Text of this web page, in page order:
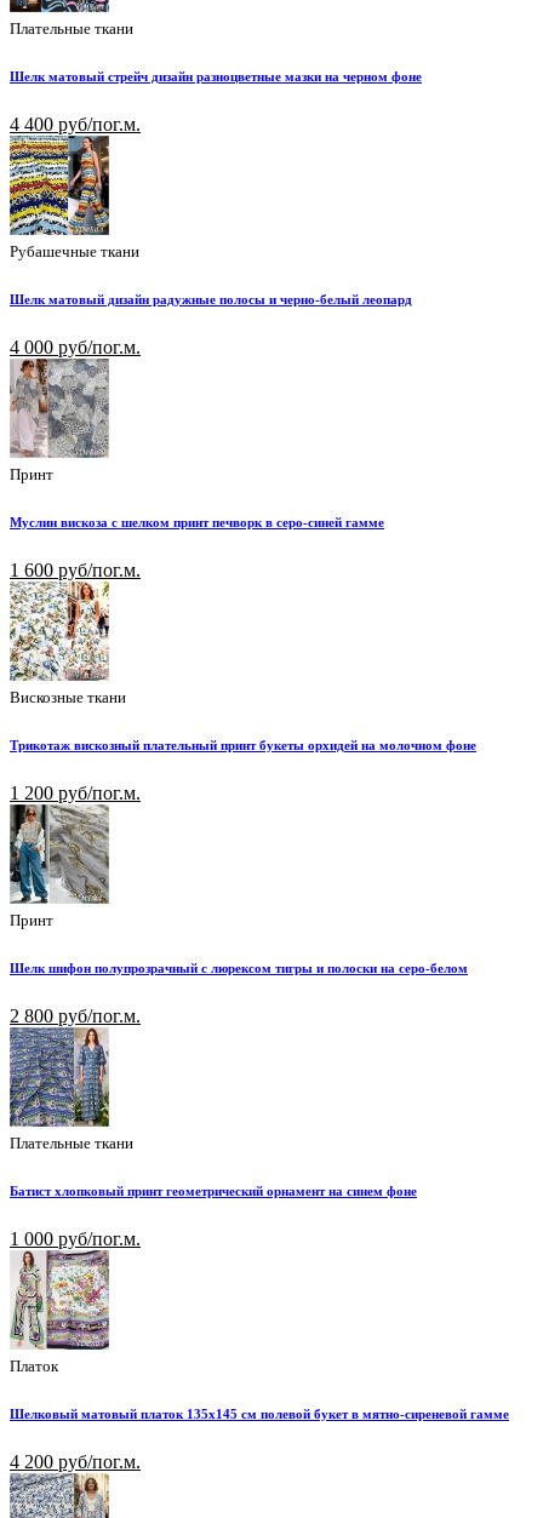
Плательные ткани
Шелк матовый стрейч дизайн разноцветные мазки на черном фоне
4 400 руб/пог.м.
Рубашечные ткани
Шелк матовый дизайн радужные полосы и черно-белый леопард
4 000 руб/пог.м.
Принт
Муслин вискоза с шелком принт печворк в серо-синей гамме
1 600 руб/пог.м.
Вискозные ткани
Трикотаж вискозный плательный принт букеты орхидей на молочном фоне
1 200 руб/пог.м.
Принт
Шелк шифон полупрозрачный с люрексом тигры и полоски на серо-белом
2 800 руб/пог.м.
Плательные ткани
Батист хлопковый принт геометрический орнамент на синем фоне
1 000 руб/пог.м.
Платок
Шелковый матовый платок 135х145 см полевой букет в мятно-сиреневой гамме
4 200 руб/пог.м.